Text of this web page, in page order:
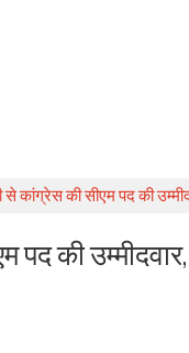
से कांग्रेस की सीएम पद की
पद की